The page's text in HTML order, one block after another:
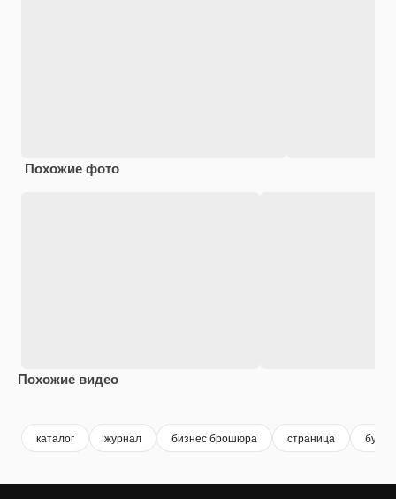
Похожие фото
Похожие видео
каталог журнал бизнес брошюра страница